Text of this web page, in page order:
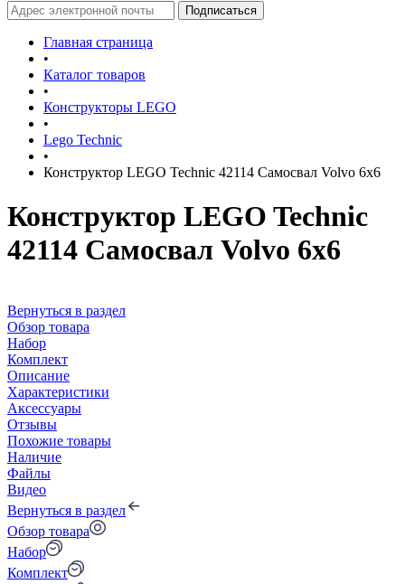
Главная страница
•
Каталог товаров
•
Конструкторы LEGO
•
Lego Technic
•
Конструктор LEGO Technic 42114 Самосвал Volvo 6х6
Конструктор LEGO Technic
42114 Самосвал Volvo 6х6
Вернуться в раздел
Обзор товара
Набор
Комплект
Описание
Характеристики
Аксессуары
Отзывы
Похожие товары
Наличие
Файлы
Видео
Вернуться в раздел
Обзор товара
Набор
Комплект